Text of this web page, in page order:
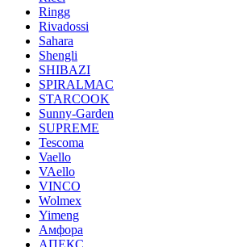
Ringg
Rivadossi
Sahara
Shengli
SHIBAZI
SPIRALMAC
STARCOOK
Sunny-Garden
SUPREME
Tescoma
Vaello
VAello
VINCO
Wolmex
Yimeng
Амфора
АПЕКС